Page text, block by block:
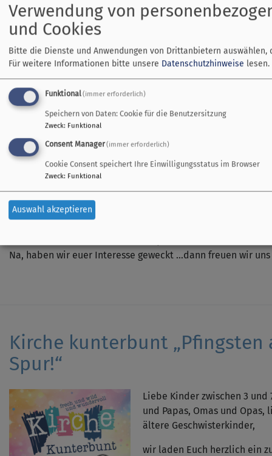
Unser Ratatouille
und Andrea Thurner) lädt
Thema Freiheit und
Frei sein von
Frei sein für
Freiheit, frei sein: Was für
kommen bei euch hoch,
sprengen...Mauern einreißen...sich entspannen...ein Joch
Vogel im Wind...
Na, haben wir euer Interesse geweckt …dann freuen wir
Kirche kunterbunt „Pfingsten
Spur!“
Liebe Kinder zwischen 3 und
und Papas, Omas und
ältere Geschwisterkinder,
wir laden Euch herzlich ein
Verwendung von
und Cookies
Bitte die Dienste und Anwendungen von Drittanbietern auswählen,
Für weitere Informationen bitte unsere Datenschutzhinweise lesen.
Funktional(immer erforderlich)
Speichern von Daten: Cookie für die Benutzersitzung
Zweck: Funktional
Consent Manager(immer erforderlich)
Cookie Consent speichert Ihre Einwilligungsstatus im Browser
Zweck: Funktional
Auswahl akzeptieren